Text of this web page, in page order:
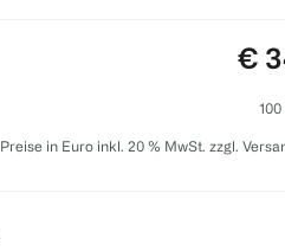
€
Preise in Euro inkl. 20 % MwSt. zzgl.